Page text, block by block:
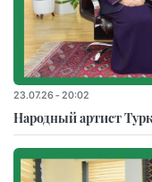
23.07.26 - 20:02
Народный артист